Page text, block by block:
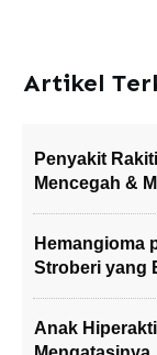
Artikel
Penyakit
Mencegah &
Hemangioma
Stroberi yang
Anak